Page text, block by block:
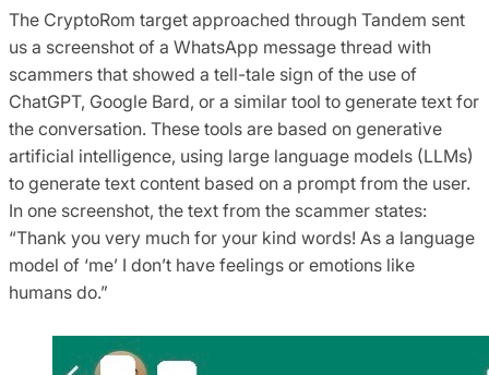
The CryptoRom target approached through Tandem sent
us a screenshot of a WhatsApp message thread with
scammers that showed a tell-tale sign of the use of
ChatGPT, Google Bard, or a similar tool to generate text for
the conversation. These tools are based on generative
artificial intelligence, using large language models (LLMs)
to generate text content based on a prompt from the user.
In one screenshot, the text from the scammer states:
“Thank you very much for your kind words! As a language
model of ‘me’ I don’t have feelings or emotions like
humans do.”